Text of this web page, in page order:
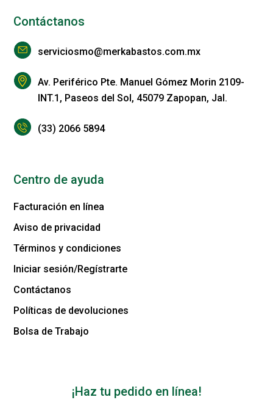
Contáctanos
serviciosmo@merkabastos.com.mx
Av. Periférico Pte. Manuel Gómez Morin 2109-
INT.1, Paseos del Sol, 45079 Zapopan, Jal.
(33) 2066 5894
Centro de ayuda
Facturación en línea
Aviso de privacidad
Términos y condiciones
Iniciar sesión/Regístrarte
Contáctanos
Políticas de devoluciones
Bolsa de Trabajo
¡Haz tu pedido en línea!